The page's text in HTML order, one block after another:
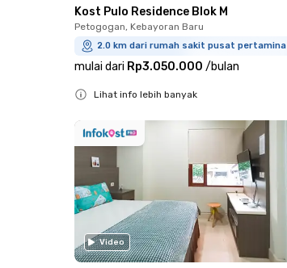
Kost Pulo Residence Blok M
Petogogan, Kebayoran Baru
2.0 km dari rumah sakit pusat pertamina
mulai dari Rp3.050.000 /bulan
Lihat info lebih banyak
Video